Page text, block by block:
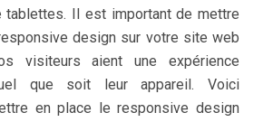
tablettes. Il est important de mettre
design sur votre site web
visiteurs aient une expérience
que soit leur appareil. Voici
en place le responsive design